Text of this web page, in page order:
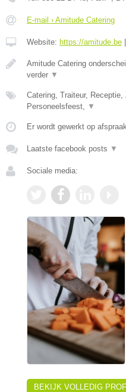
E-mail › Amitude Catering
Website: https://amitude.be |
Amitude Catering
verder ▼
Catering, Traiteur, Receptie,
Personeelsfeest,
▼
Er wordt gewerkt op afspraak.
Laatste facebook posts ▼
Sociale media:
BEKIJK VOLLEDIG